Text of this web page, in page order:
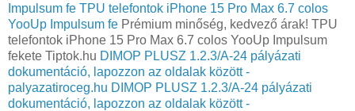
Impulsum fe TPU telefontok iPhone 15 Pro Max 6.7 colos
YooUp Impulsum fe Prémium minőség, kedvező árak! TPU
telefontok iPhone 15 Pro Max 6.7 colos YooUp Impulsum
fekete Tiptok.hu DIMOP PLUSZ 1.2.3/A-24 pályázati
dokumentáció, lapozzon az oldalak között -
palyazatiroceg.hu DIMOP PLUSZ 1.2.3/A-24 pályázati
dokumentáció, lapozzon az oldalak között -